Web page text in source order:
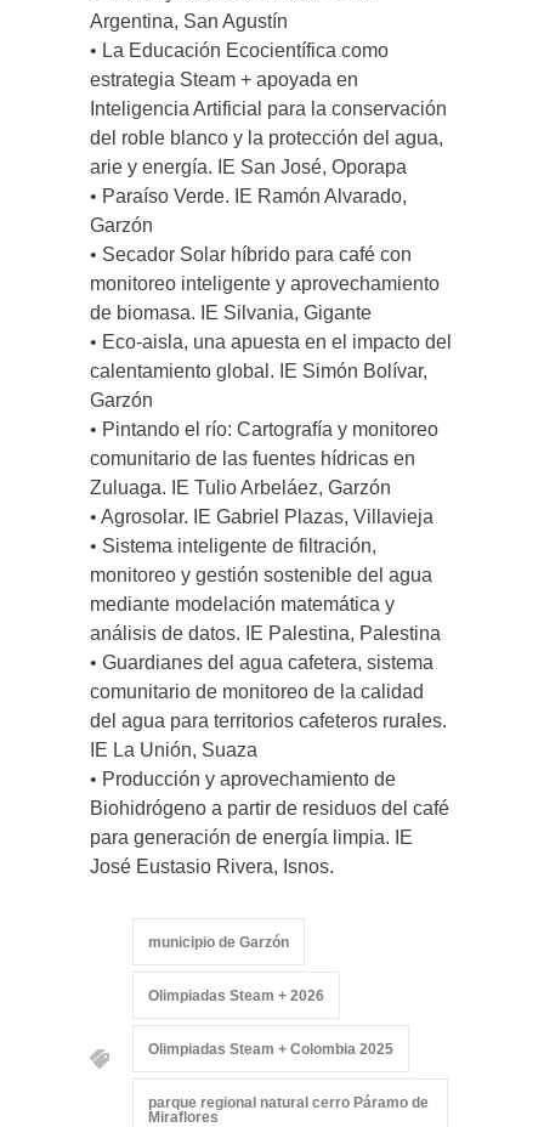
Argentina, San Agustín
• La Educación Ecocientífica como
estrategia Steam + apoyada en
Inteligencia Artificial para la conservación
del roble blanco y la protección del agua,
arie y energía. IE San José, Oporapa
• Paraíso Verde. IE Ramón Alvarado,
Garzón
• Secador Solar híbrido para café con
monitoreo inteligente y aprovechamiento
de biomasa. IE Silvania, Gigante
• Eco-aisla, una apuesta en el impacto del
calentamiento global. IE Simón Bolívar,
Garzón
• Pintando el río: Cartografía y monitoreo
comunitario de las fuentes hídricas en
Zuluaga. IE Tulio Arbeláez, Garzón
• Agrosolar. IE Gabriel Plazas, Villavieja
• Sistema inteligente de filtración,
monitoreo y gestión sostenible del agua
mediante modelación matemática y
análisis de datos. IE Palestina, Palestina
• Guardianes del agua cafetera, sistema
comunitario de monitoreo de la calidad
del agua para territorios cafeteros rurales.
IE La Unión, Suaza
• Producción y aprovechamiento de
Biohidrógeno a partir de residuos del café
para generación de energía limpia. IE
José Eustasio Rivera, Isnos.
municipio de Garzón
Olimpiadas Steam + 2026
Olimpiadas Steam + Colombia 2025
parque regional natural cerro Páramo de
Miraflores